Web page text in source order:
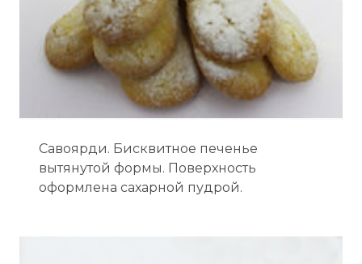
Савоярди. Бисквитное печенье
вытянутой формы. Поверхность
оформлена сахарной пудрой.